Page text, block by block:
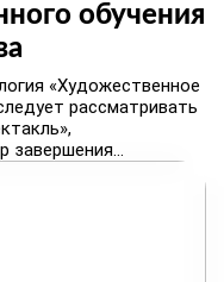
обучения
«Художественное
рассматривать
завершения...